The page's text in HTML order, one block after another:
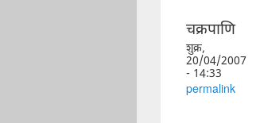
चक्रपाणि
शुक्र,
20/04/2007
- 14:33
permalink